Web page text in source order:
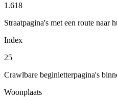
1.618
Straatpagina's met een route naar
Index
25
Crawlbare beginletterpagina's
Woonplaats